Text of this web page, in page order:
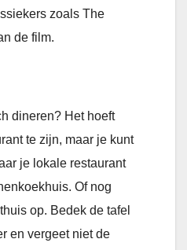
zoals The
de film.
dineren? Het hoeft
te zijn, maar je kunt
je lokale restaurant
Of nog
op. Bedek de tafel
en vergeet niet de